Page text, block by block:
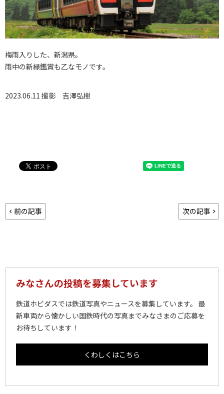
梅雨入りした、新潟県。
雨中の新緑鑑賞も乙なモノです。
2023.06.11 撮影 吉澤弘樹
前の記事 次の記事
みなさんの投稿を募集しています
鉄道ホビダスでは鉄道写真やニュースを募集しています。 最
新車両から懐かしい国鉄時代の写真までみなさまのご応募を
お待ちしています！
くわしくはこちら